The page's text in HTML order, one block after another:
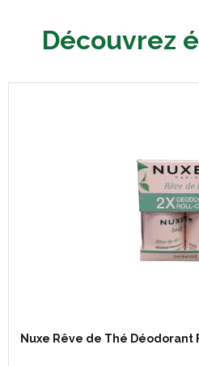
Découvrez
Nuxe Rêve de Thé Déodorant